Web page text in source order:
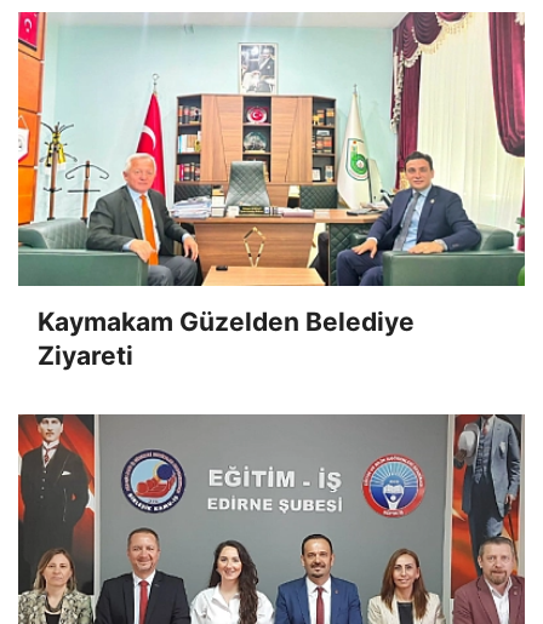
Kaymakam Güzelden Belediye
Ziyareti